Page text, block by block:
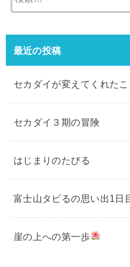
最近の投稿
セカダイが変えてくれたこ
セカダイ３期の冒険
はじまりのたびる
富士山タビるの思い出1日
崖の上への第一歩